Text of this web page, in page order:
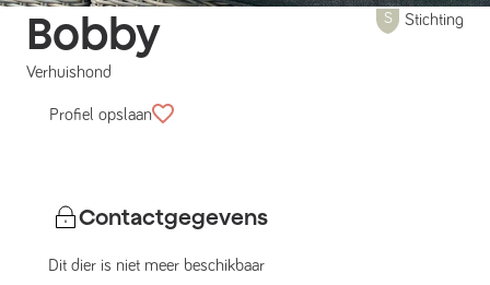
Bobby
Verhuishond
Stichting
Profiel opslaan
Contactgegevens
Dit dier is niet meer beschikbaar